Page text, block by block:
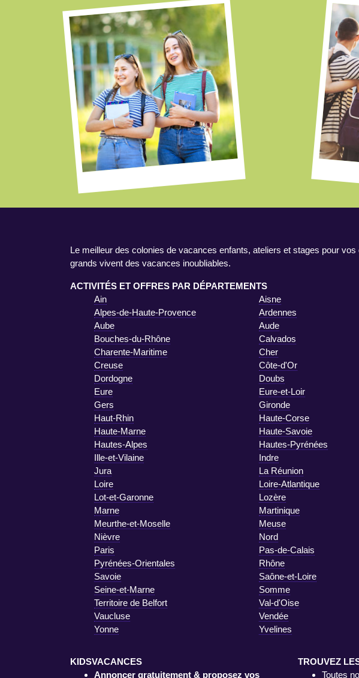
Le meilleur des colonies de vacances enfants, ateliers et stages pour
grands vivent des vacances inoubliables.
ACTIVITÉS ET OFFRES PAR DÉPARTEMENTS
Ain
Aisne
Alpes-de-Haute-Provence
Ardennes
Aube
Aude
Bouches-du-Rhône
Calvados
Charente-Maritime
Cher
Creuse
Côte-d'Or
Dordogne
Doubs
Eure
Eure-et-Loir
Gers
Gironde
Haut-Rhin
Haute-Corse
Haute-Marne
Haute-Savoie
Hautes-Alpes
Hautes-Pyrénées
Ille-et-Vilaine
Indre
Jura
La Réunion
Loire
Loire-Atlantique
Lot-et-Garonne
Lozère
Marne
Martinique
Meurthe-et-Moselle
Meuse
Nièvre
Nord
Paris
Pas-de-Calais
Pyrénées-Orientales
Rhône
Savoie
Saône-et-Loire
Seine-et-Marne
Somme
Territoire de Belfort
Val-d'Oise
Vaucluse
Vendée
Yonne
Yvelines
KIDSVACANCES
Annoncer gratuitement & proposez vos
TROUVEZ
Toutes